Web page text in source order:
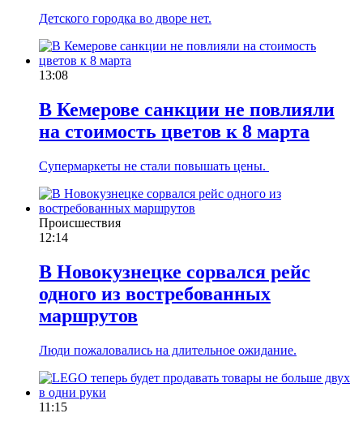
Детского городка во дворе нет.
13:08
В Кемерове санкции не повлияли
на стоимость цветов к 8 марта
Супермаркеты не стали повышать цены.
Происшествия
12:14
В Новокузнецке сорвался рейс
одного из востребованных
маршрутов
Люди пожаловались на длительное ожидание.
11:15